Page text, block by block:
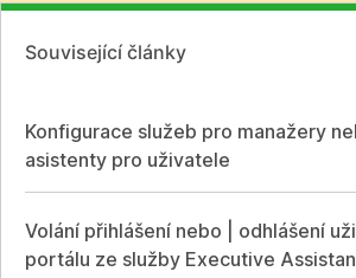
Související články
Konfigurace služeb pro manažery
asistenty pro uživatele
Volání přihlášení nebo | odhlášení
portálu ze služby Executive